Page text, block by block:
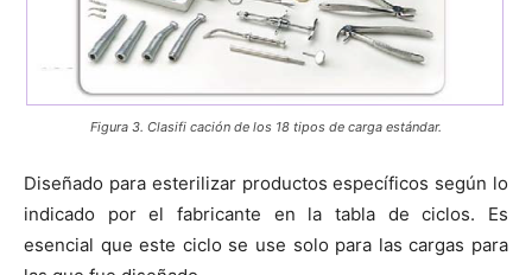
Figura 3. Clasifi cación de los 18 tipos de carga estándar.
Diseñado para esterilizar productos específicos según lo
indicado por el fabricante en la tabla de ciclos. Es
esencial que este ciclo se use solo para las cargas para